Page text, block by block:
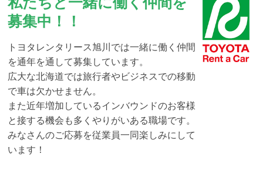
募集中！！
トヨタレンタリース旭川では一緒に働く仲間
を通年を通して募集しています。
広大な北海道では旅行者やビジネスでの移動
で車は欠かせません。
また近年増加しているインバウンドのお客様
と接する機会も多くやりがいある職場です。
みなさんのご応募を従業員一同楽しみにして
います！